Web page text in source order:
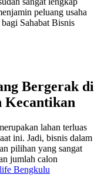
peluang usaha
Sahabat Bisnis
Bergerak di
Kecantikan
lahan terluas
ini. Jadi, bisnis dalam
pilihan yang sangat
jumlah calon